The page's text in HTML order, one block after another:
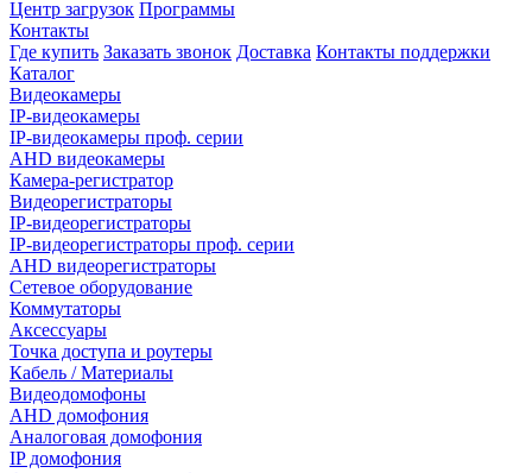
Центр загрузок Программы
Контакты
Где купить Заказать звонок Доставка Контакты поддержки
Каталог
Видеокамеры
IP-видеокамеры
IP-видеокамеры проф. серии
AHD видеокамеры
Камера-регистратор
Видеорегистраторы
IP-видеорегистраторы
IP-видеорегистраторы проф. серии
AHD видеорегистраторы
Сетевое оборудование
Коммутаторы
Аксессуары
Точка доступа и роутеры
Кабель / Материалы
Видеодомофоны
AHD домофония
Аналоговая домофония
IP домофония